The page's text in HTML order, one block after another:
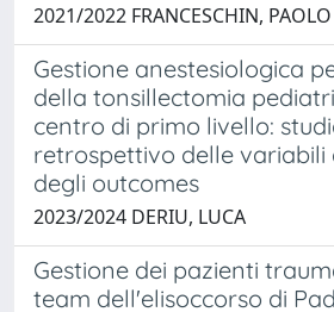
2021/2022 FRANCESCHIN, PAOLO
Gestione anestesiologica
della tonsillectomia
centro di primo livello:
retrospettivo delle variabili
degli outcomes
2023/2024 DERIU, LUCA
Gestione dei pazienti
team dell'elisoccorso di